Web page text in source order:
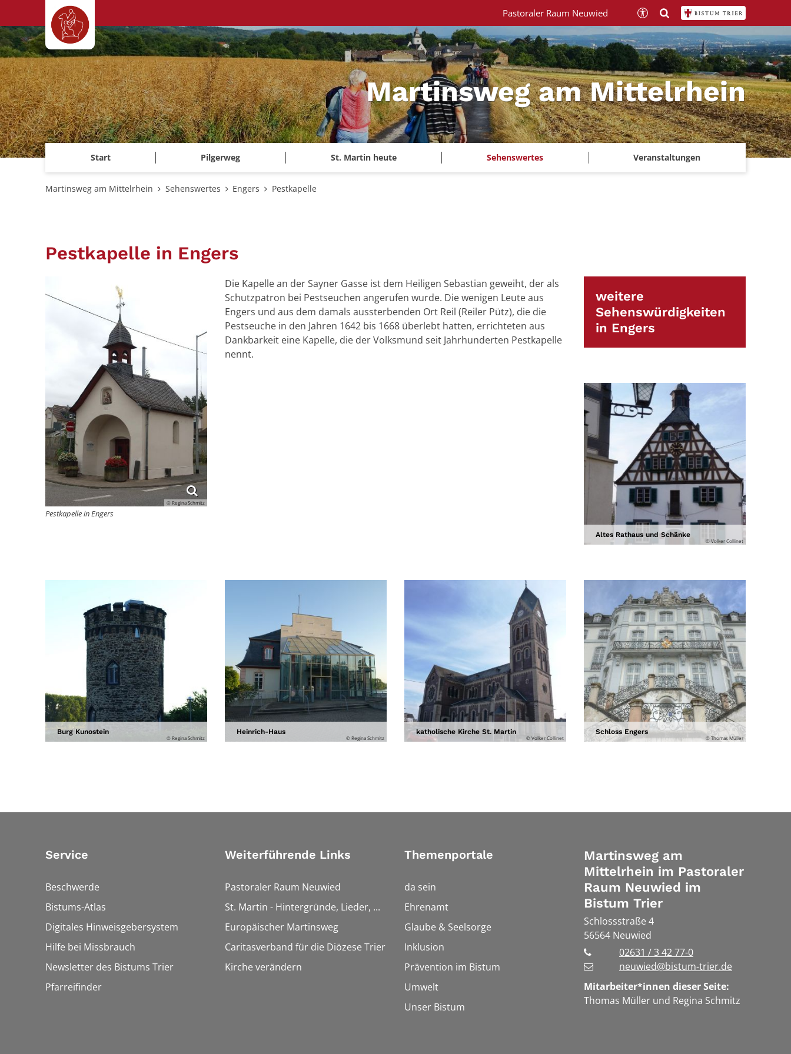
Zum Inhalt springen
Martinsweg am Mittelrhein
Start Pilgerweg St. Martin heute Sehenswertes Veranstaltungen
Pastoraler Raum Neuwied
Martinsweg am Mittelrhein Sehenswertes Engers Pestkapelle
Pestkapelle in Engers
© Regina Schmitz
Pestkapelle in Engers
Die Kapelle an der Sayner Gasse ist dem Heiligen Sebastian geweiht, der als
Schutzpatron bei Pestseuchen angerufen wurde. Die wenigen Leute aus
Engers und aus dem damals aussterbenden Ort Reil (Reiler Pütz), die die
Pestseuche in den Jahren 1642 bis 1668 überlebt hatten, errichteten aus
Dankbarkeit eine Kapelle, die der Volksmund seit Jahrhunderten Pestkapelle
nennt.
weitere
Sehenswürdigkeiten
in Engers
Altes Rathaus und Schänke
© Volker Collinet
Burg Kunostein
© Regina Schmitz
Heinrich-Haus
© Regina Schmitz
katholische Kirche St. Martin
© Volker Collinet
Schloss Engers
© Thomas Müller
Service
Beschwerde
Bistums-Atlas
Digitales Hinweisgebersystem
Hilfe bei Missbrauch
Newsletter des Bistums Trier
Pfarreifinder
Weiterführende Links
Pastoraler Raum Neuwied
St. Martin - Hintergründe, Lieder, ...
Europäischer Martinsweg
Caritasverband für die Diözese Trier
Kirche verändern
Themenportale
da sein
Ehrenamt
Glaube & Seelsorge
Inklusion
Prävention im Bistum
Umwelt
Unser Bistum
Martinsweg am
Mittelrhein im Pastoraler
Raum Neuwied im
Bistum Trier
Schlossstraße 4
56564 Neuwied
02631 / 3 42 77-0
neuwied@bistum-trier.de
Mitarbeiter*innen dieser Seite:
Thomas Müller und Regina Schmitz